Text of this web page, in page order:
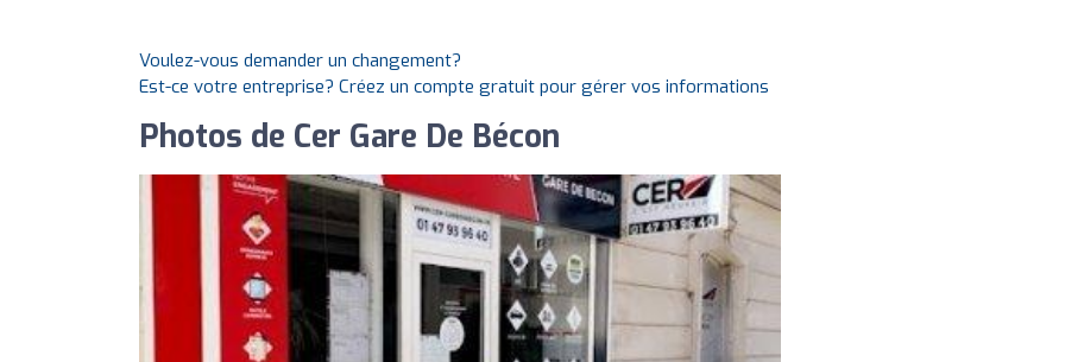
Voulez-vous demander un changement?
Est-ce votre entreprise? Créez un compte gratuit pour gérer vos informations
Photos de Cer Gare De Bécon